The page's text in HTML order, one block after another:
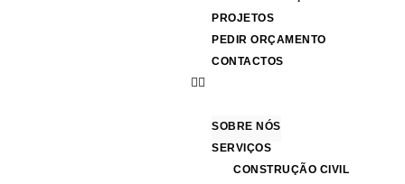
PROJETOS
PEDIR ORÇAMENTO
CONTACTOS
SOBRE NÓS
SERVIÇOS
CONSTRUÇÃO CIVIL